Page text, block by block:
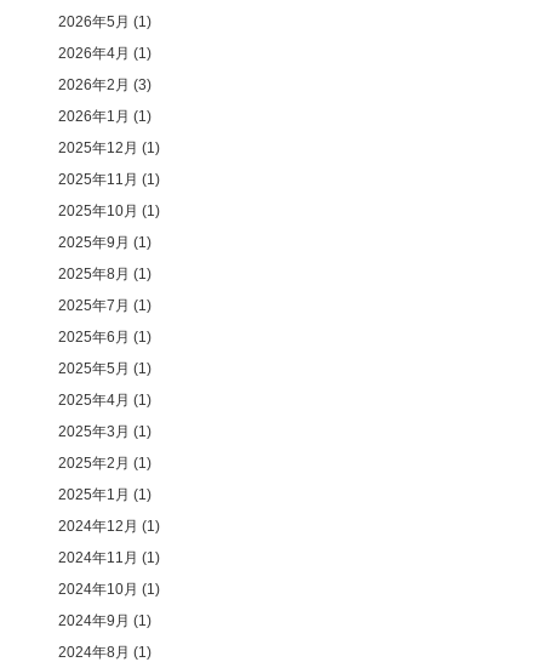
2026年5月 (1)
2026年4月 (1)
2026年2月 (3)
2026年1月 (1)
2025年12月 (1)
2025年11月 (1)
2025年10月 (1)
2025年9月 (1)
2025年8月 (1)
2025年7月 (1)
2025年6月 (1)
2025年5月 (1)
2025年4月 (1)
2025年3月 (1)
2025年2月 (1)
2025年1月 (1)
2024年12月 (1)
2024年11月 (1)
2024年10月 (1)
2024年9月 (1)
2024年8月 (1)